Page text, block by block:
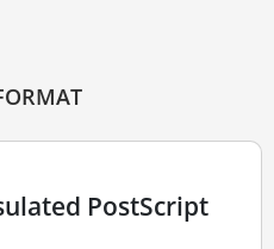
PostScript